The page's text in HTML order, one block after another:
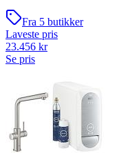
Fra 5 butikker
Laveste pris
23.456 kr
Se pris